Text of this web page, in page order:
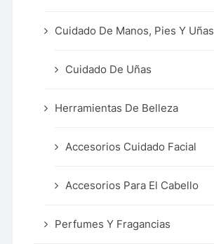
Cuidado De Manos, Pies Y Uñas
Cuidado De Uñas
Herramientas De Belleza
Accesorios Cuidado Facial
Accesorios Para El Cabello
Perfumes Y Fragancias